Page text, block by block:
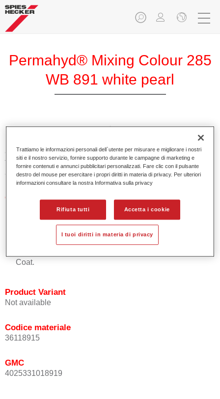
Permahyd® Mixing Colour 285
WB 891 white pearl
Permahyd Mixing Colour 285 è adatto per un uso con
Permahyd Pearl Base Coat 285, un sistema di base opaca
all’acqua di alta qualità. È basata su una speciale
tecnologia di dispersione poliuretanica per vernici pastello e
ad effetto.
Caratteristiche del prodotto
Applicazione semplice e veloce in 1,5 mani.
Buona verticalità.
Coat.
Product Variant
Not available
Codice materiale
36118915
GMC
4025331018919
Trattiamo le informazioni personali dell`utente per misurare e migliorare i nostri
siti e il nostro servizio, fornire supporto durante le campagne di marketing e
fornire contenuti e annunci pubblicitari personalizzati. Fare clic con il pulsante
destro del mouse per esercitare i propri diritti in materia di privacy. Per ulteriori
informazioni consultare la nostra Informativa sulla privacy
Rifiuta tutti Accetta i cookie
I tuoi diritti in materia di privacy